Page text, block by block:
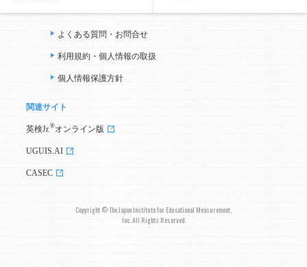
よくある質問・お問合せ
利用規約・個人情報の取扱
個人情報保護方針
関連サイト
英検Jr. ®オンライン版
UGUIS.AI
CASEC
Copyright © The Japan Institute for Educational Measurement,
Inc. All Rights Reserved.